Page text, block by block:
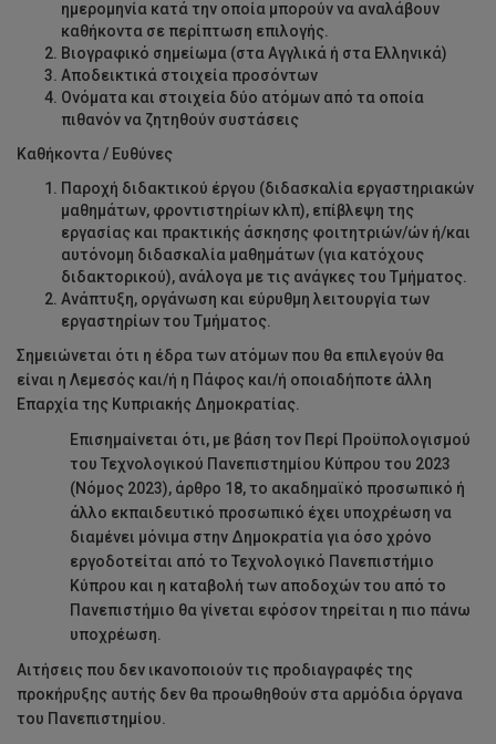
ημερομηνία κατά την οποία μπορούν να αναλάβουν
καθήκοντα σε περίπτωση επιλογής.
Βιογραφικό σημείωμα (στα Αγγλικά ή στα Ελληνικά)
Αποδεικτικά στοιχεία προσόντων
Ονόματα και στοιχεία δύο ατόμων από τα οποία
πιθανόν να ζητηθούν συστάσεις
Καθήκοντα / Ευθύνες
Παροχή διδακτικού έργου (διδασκαλία εργαστηριακών
μαθημάτων, φροντιστηρίων κλπ), επίβλεψη της
εργασίας και πρακτικής άσκησης φοιτητριών/ών ή/και
αυτόνομη διδασκαλία μαθημάτων (για κατόχους
διδακτορικού), ανάλογα με τις ανάγκες του Τμήματος.
Ανάπτυξη, οργάνωση και εύρυθμη λειτουργία των
εργαστηρίων του Τμήματος.
Σημειώνεται ότι η έδρα των ατόμων που θα επιλεγούν θα
είναι η Λεμεσός και/ή η Πάφος και/ή οποιαδήποτε άλλη
Επαρχία της Κυπριακής Δημοκρατίας.
Επισημαίνεται ότι, με βάση τον Περί Προϋπολογισμού
του Τεχνολογικού Πανεπιστημίου Κύπρου του 2023
(Νόμος 2023), άρθρο 18, το ακαδημαϊκό προσωπικό ή
άλλο εκπαιδευτικό προσωπικό έχει υποχρέωση να
διαμένει μόνιμα στην Δημοκρατία για όσο χρόνο
εργοδοτείται από το Τεχνολογικό Πανεπιστήμιο
Κύπρου και η καταβολή των αποδοχών του από το
Πανεπιστήμιο θα γίνεται εφόσον τηρείται η πιο πάνω
υποχρέωση.
Αιτήσεις που δεν ικανοποιούν τις προδιαγραφές της
προκήρυξης αυτής δεν θα προωθηθούν στα αρμόδια όργανα
του Πανεπιστημίου.